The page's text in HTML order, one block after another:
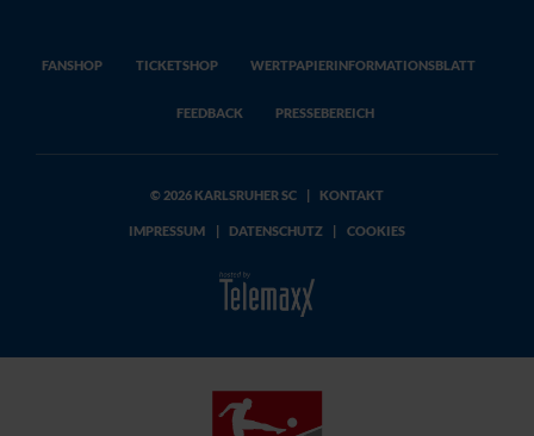
FANSHOP TICKETSHOP WERTPAPIERINFORMATIONSBLATT
FEEDBACK PRESSEBEREICH
© 2026 KARLSRUHER SC KONTAKT
IMPRESSUM | DATENSCHUTZ | COOKIES